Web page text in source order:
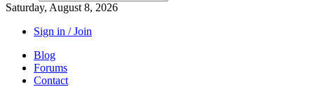
Saturday, August 8, 2026
Sign in / Join
Blog
Forums
Contact